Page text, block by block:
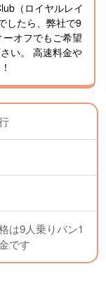
（ロイヤルレイ
したら、弊社で9
オフでもご希望
い。 高速料金や
は9人乗りバン1
です